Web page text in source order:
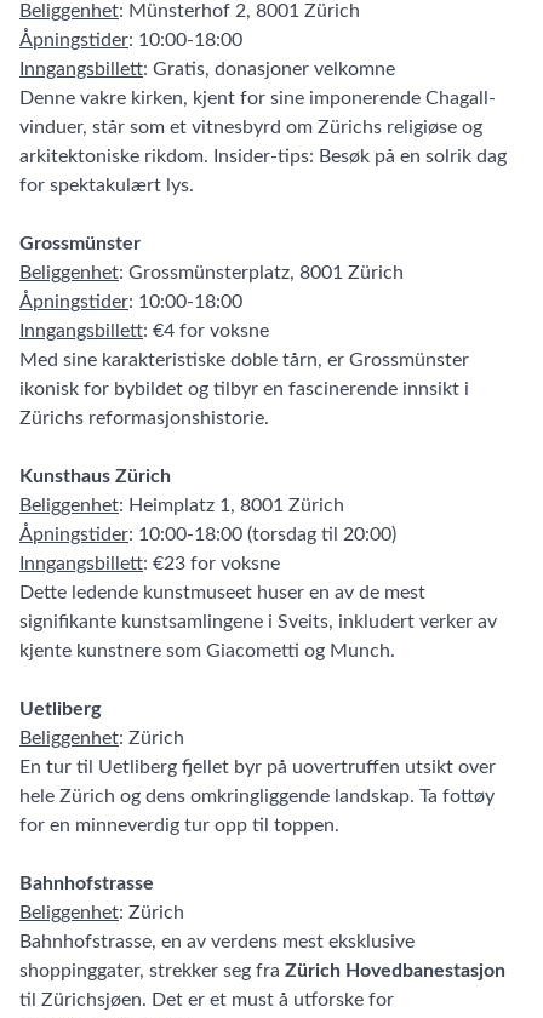
Beliggenhet: Münsterhof 2, 8001 Zürich
Åpningstider: 10:00-18:00
Inngangsbillett: Gratis, donasjoner velkomne
Denne vakre kirken, kjent for sine imponerende Chagall-
vinduer, står som et vitnesbyrd om Zürichs religiøse og
arkitektoniske rikdom. Insider-tips: Besøk på en solrik dag
for spektakulært lys.
Grossmünster
Beliggenhet: Grossmünsterplatz, 8001 Zürich
Åpningstider: 10:00-18:00
Inngangsbillett: €4 for voksne
Med sine karakteristiske doble tårn, er Grossmünster
ikonisk for bybildet og tilbyr en fascinerende innsikt i
Zürichs reformasjonshistorie.
Kunsthaus Zürich
Beliggenhet: Heimplatz 1, 8001 Zürich
Åpningstider: 10:00-18:00 (torsdag til 20:00)
Inngangsbillett: €23 for voksne
Dette ledende kunstmuseet huser en av de mest
signifikante kunstsamlingene i Sveits, inkludert verker av
kjente kunstnere som Giacometti og Munch.
Uetliberg
Beliggenhet: Zürich
En tur til Uetliberg fjellet byr på uovertruffen utsikt over
hele Zürich og dens omkringliggende landskap. Ta fottøy
for en minneverdig tur opp til toppen.
Bahnhofstrasse
Beliggenhet: Zürich
Bahnhofstrasse, en av verdens mest eksklusive
shoppinggater, strekker seg fra Zürich Hovedbanestasjon
til Zürichsjøen. Det er et must å utforske for